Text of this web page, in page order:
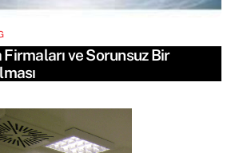
ve Sorunsuz Bir